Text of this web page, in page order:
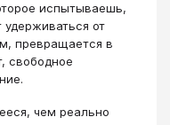
испытываешь,
удерживаться от
превращается в
свободное
чем реально